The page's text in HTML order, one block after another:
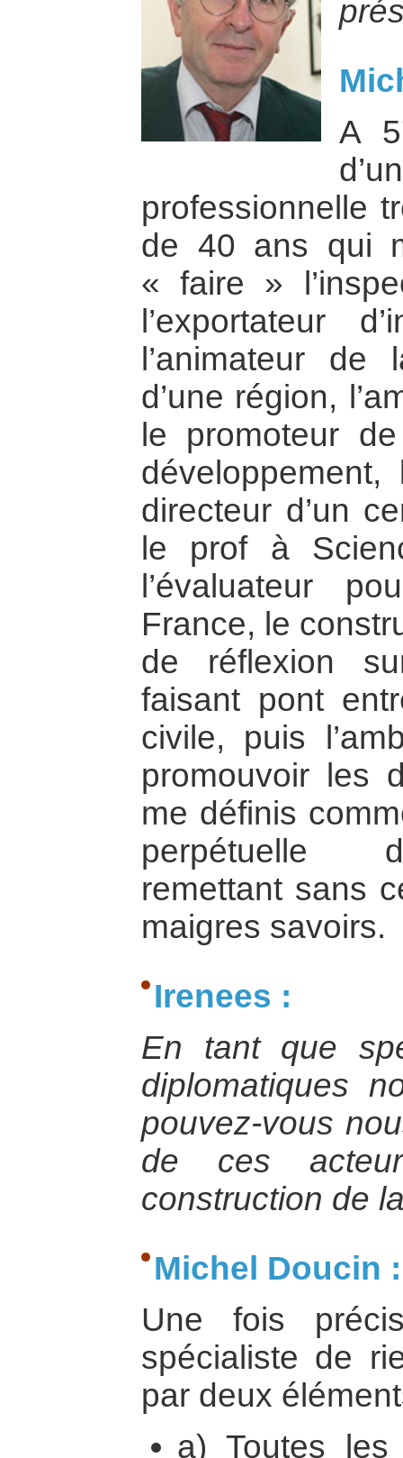
A
professionnelle
de 40 ans qui
« faire »
l’exportateur
l’animateur de
d’une région,
le promoteur
directeur d’un
le prof à
l’évaluateur
France, le
de réflexion
faisant pont
civile, puis
promouvoir les
me définis
perpétuelle
remettant sans
maigres savoirs.
Irenees :
En tant que
diplomatiques
pouvez-vous
de ces
construction de
Michel Doucin :
Une fois
spécialiste de
par deux
a) Toutes les